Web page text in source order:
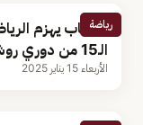
رياضة
الشباب يهزم
الـ15 من دوري روشن
الأربعاء 15 يناير 2025